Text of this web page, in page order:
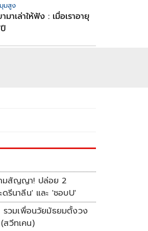
มสูง
ามาเล่าให้ฟัง : เมื่อเราอายุ
มสัญญา! ปล่อย 2
ดรีนาลีน' และ 'ชอบU'
รวมเพื่อนวัยมัธยมตั้งวง
สวีทเคน)